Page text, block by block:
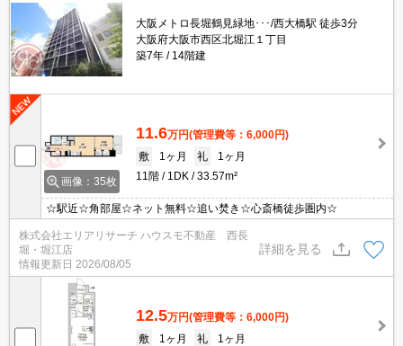
大阪メトロ長堀鶴見緑地･･･/西大橋駅 徒歩3分
大阪府大阪市西区北堀江１丁目
築7年
14階建
画像：35枚
11.6万円(管理費等：6,000円)
敷
1ヶ月 礼
1ヶ月
11階
1DK 33.57m²
☆駅近☆角部屋☆ネット無料☆追い焚き☆心斎橋徒歩圏内☆
株式会社エリアリサーチ ハウスモ不動産 西長
堀・堀江店
情報更新日 2026/08/05
詳細を見る
12.5万円(管理費等：6,000円)
敷
1ヶ月 礼
1ヶ月